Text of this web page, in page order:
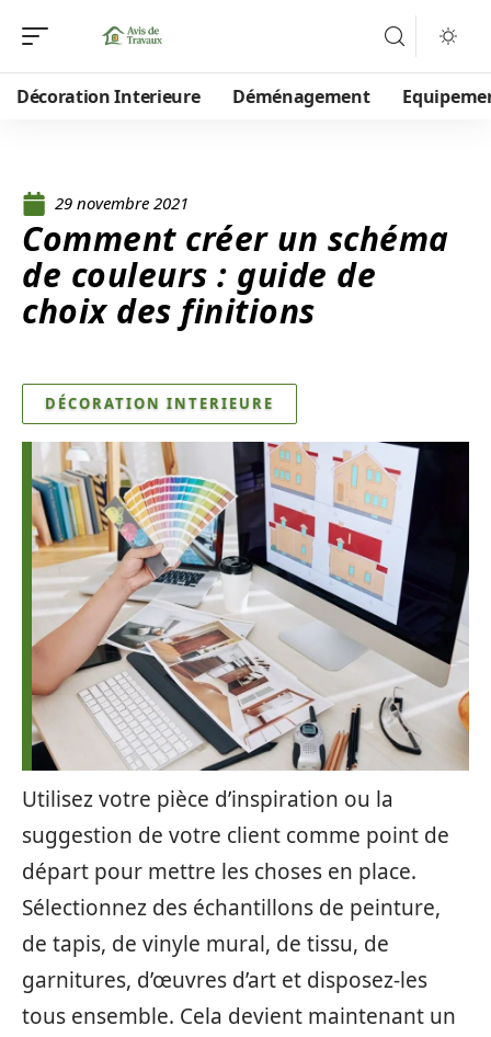
Décoration Interieure Déménagement
29 novembre 2021
Comment créer un schéma
de couleurs : guide de
choix des finitions
DÉCORATION INTERIEURE
Utilisez votre pièce d’inspiration ou la
suggestion de votre client comme point de
départ pour mettre les choses en place.
Sélectionnez des échantillons de peinture,
de tapis, de vinyle mural, de tissu, de
garnitures, d’œuvres d’art et disposez-les
tous ensemble. Cela devient maintenant un